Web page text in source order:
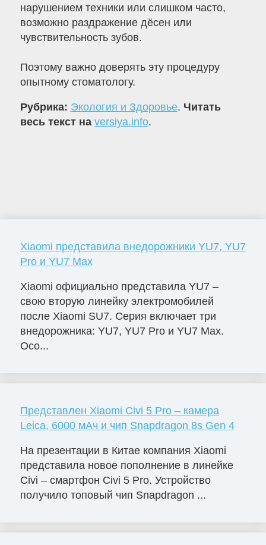
нарушением техники или слишком часто,
возможно раздражение дёсен или
чувствительность зубов.
Поэтому важно доверять эту процедуру
опытному стоматологу.
Рубрика: Экология и Здоровье. Читать
весь текст на versiya.info.
Xiaomi представила внедорожники YU7, YU7
Pro и YU7 Max
Xiaomi официально представила YU7 –
свою вторую линейку электромобилей
после Xiaomi SU7. Серия включает три
внедорожника: YU7, YU7 Pro и YU7 Max.
Осо...
Представлен Xiaomi Civi 5 Pro – камера
Leica, 6000 мАч и чип Snapdragon 8s Gen 4
На презентации в Китае компания Xiaomi
представила новое пополнение в линейке
Civi – смартфон Civi 5 Pro. Устройство
получило топовый чип Snapdragon ...